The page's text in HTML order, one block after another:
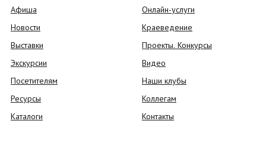
Афиша
Новости
Выставки
Экскурсии
Посетителям
Ресурсы
Каталоги
Онлайн-услуги
Краеведение
Проекты. Конкурсы
Видео
Наши клубы
Коллегам
Контакты